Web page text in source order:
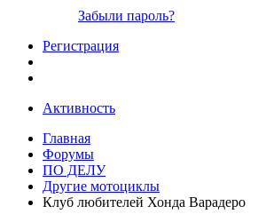
Забыли пароль?
Регистрация
Активность
Главная
Форумы
ПО ДЕЛУ
Другие мотоциклы
Клуб любителей Хонда Варадеро